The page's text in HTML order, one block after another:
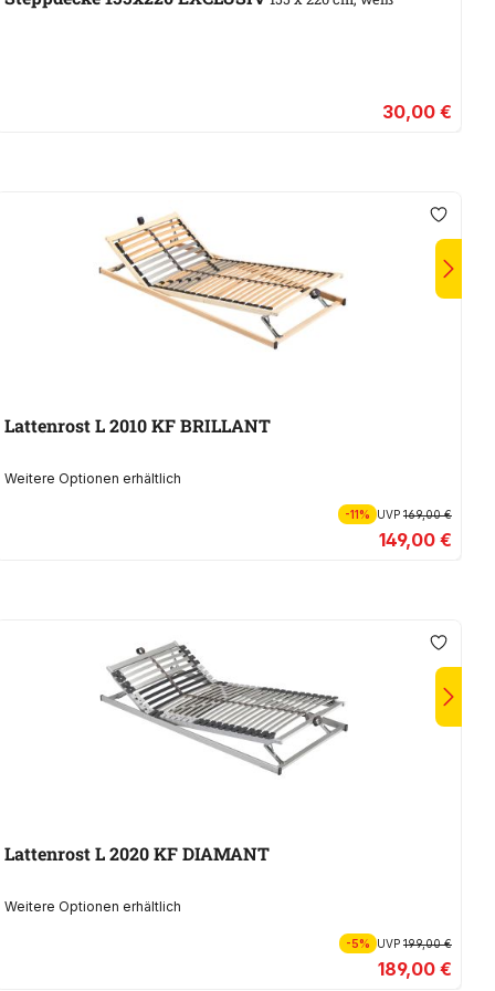
30,00 €
Lattenrost L 2010 KF BRILLANT
Weitere Optionen erhältlich
-11% UVP 169,00 €
149,00 €
Lattenrost L 2020 KF DIAMANT
Weitere Optionen erhältlich
-5% UVP 199,00 €
189,00 €